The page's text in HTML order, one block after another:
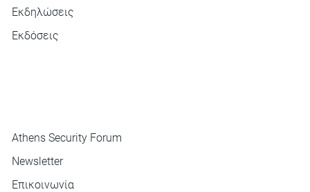
Εκδηλώσεις
Εκδόσεις
Athens Security Forum
Newsletter
Επικοινωνία